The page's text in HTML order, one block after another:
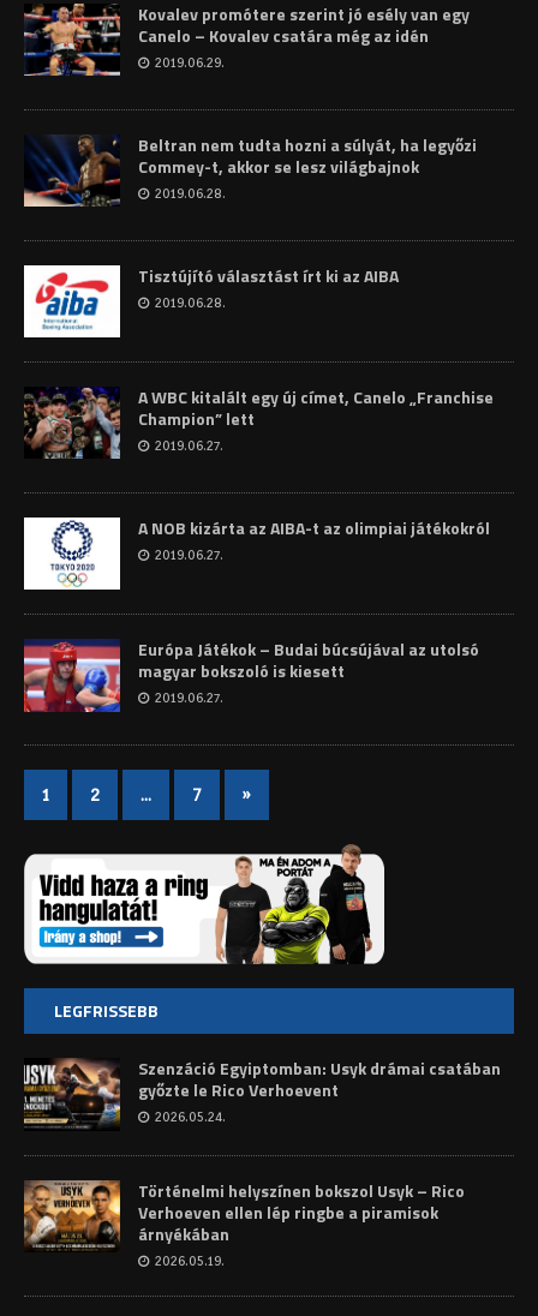
Kovalev promótere szerint jó esély van egy
Canelo – Kovalev csatára még az idén
2019.06.29.
Beltran nem tudta hozni a súlyát, ha legyőzi
Commey-t, akkor se lesz világbajnok
2019.06.28.
Tisztújító választást írt ki az AIBA
2019.06.28.
A WBC kitalált egy új címet, Canelo „Franchise
Champion” lett
2019.06.27.
A NOB kizárta az AIBA-t az olimpiai játékokról
2019.06.27.
Európa Játékok – Budai búcsújával az utolsó
magyar bokszoló is kiesett
2019.06.27.
1 2 … 7 »
LEGFRISSEBB
Szenzáció Egyiptomban: Usyk drámai csatában
győzte le Rico Verhoevent
2026.05.24.
Történelmi helyszínen bokszol Usyk – Rico
Verhoeven ellen lép ringbe a piramisok
árnyékában
2026.05.19.